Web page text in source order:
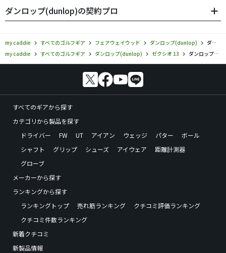
ダンロップ(dunlop)の契約プロ
my caddie すべてのゴルフギア フェアウェイウッド ダンロップ(dunlop)
ダンロップ／ゼクシオ 13／フェアウェイウッドの口コミ評価
my caddie
すべてのゴルフギア ダンロップ(dunlop) ゼクシオ 13 ダンロップ／ゼクシオ 13／フェアウェイウッドの口コミ評価
すべてのギアから探す
カテゴリから製品を探す
ドライバー
FW UT アイアン ウェッジ パター
ボール
シャフト
グリップ シューズ アイウェア
距離計測器
グローブ
メーカーから探す
ランキングから探す
ランキングトップ
売れ筋ランキング
クチコミ評価ランキング
クチコミ件数ランキング
新着クチコミ
新製品情報